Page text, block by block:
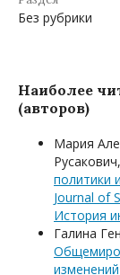
Без рубрики
Наиболее
(авторов)
Мария
Русакович,
политики
Journal of
История
Галина